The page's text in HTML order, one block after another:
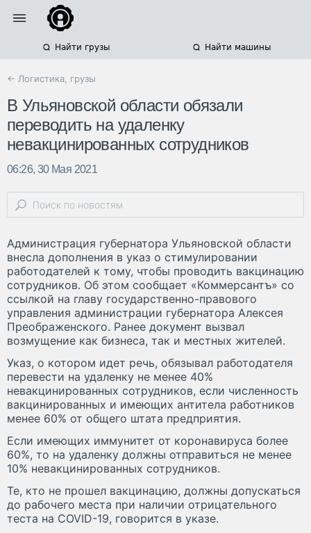
Найти грузы Найти машины
← Логистика, грузы
В Ульяновской области обязали
переводить на удаленку
невакцинированных сотрудников
06:26, 30 Мая 2021
Администрация губернатора Ульяновской области
внесла дополнения в указ о стимулировании
работодателей к тому, чтобы проводить вакцинацию
сотрудников. Об этом сообщает «Коммерсантъ» со
ссылкой на главу государственно-правового
управления администрации губернатора Алексея
Преображенского. Ранее документ вызвал
возмущение как бизнеса, так и местных жителей.
Указ, о котором идет речь, обязывал работодателя
перевести на удаленку не менее 40%
невакцинированных сотрудников, если численность
вакцинированных и имеющих антитела работников
менее 60% от общего штата предприятия.
Если имеющих иммунитет от коронавируса более
60%, то на удаленку должны отправиться не менее
10% невакцинированных сотрудников.
Те, кто не прошел вакцинацию, должны допускаться
до рабочего места при наличии отрицательного
теста на COVID-19, говорится в указе.